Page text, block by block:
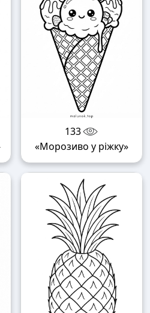
133
«Морозиво у ріжку»